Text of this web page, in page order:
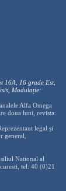
16A, 16 grade Est,
s, Modulație:
Alfa Omega
doua luni, revista:
legal și
general,
National al
tel: 40 (0)21